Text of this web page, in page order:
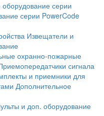
серии
серии PowerCode
Извещатели и
охранно-пожарные
сигнала
и приемники для
Дополнительное
и доп. оборудование